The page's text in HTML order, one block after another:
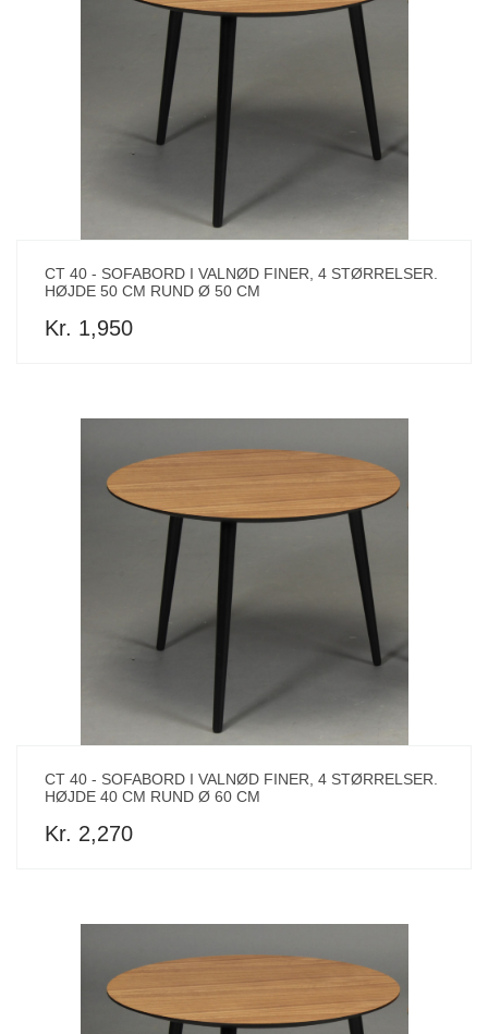
CT 40 - SOFABORD I VALNØD FINER, 4 STØRRELSER.
HØJDE 50 CM RUND Ø 50 CM
Kr. 1,950
CT 40 - SOFABORD I VALNØD FINER, 4 STØRRELSER.
HØJDE 40 CM RUND Ø 60 CM
Kr. 2,270